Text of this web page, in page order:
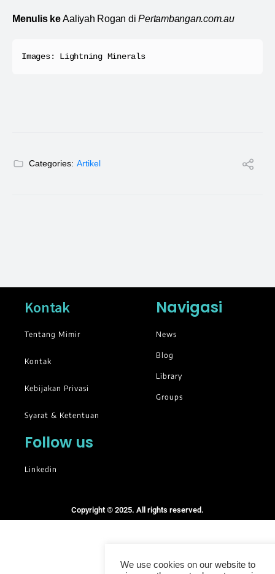
Menulis keAaliyah Rogan diPertambangan.com.au
Images: Lightning Minerals
Categories: Artikel
Kontak
Tentang Mimir
Kontak
Kebijakan Privasi
Syarat & Ketentuan
Navigasi
News
Blog
Library
Groups
Follow us
Linkedin
Copyright © 2025. All rights reserved.
We use cookies on our website to